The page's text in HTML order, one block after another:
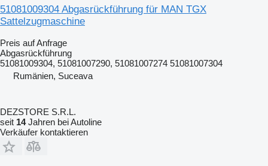
51081009304 Abgasrückführung für MAN TGX
Sattelzugmaschine
Preis auf Anfrage
Abgasrückführung
51081009304, 51081007290, 51081007274 51081007304
Rumänien, Suceava
DEZSTORE S.R.L.
seit 14Jahren bei Autoline
Verkäufer kontaktieren